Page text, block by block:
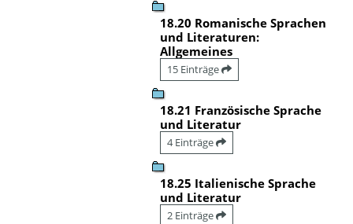
18.20 Romanische Sprachen
und Literaturen:
Allgemeines
15 Einträge
18.21 Französische Sprache
und Literatur
4 Einträge
18.25 Italienische Sprache
und Literatur
2 Einträge